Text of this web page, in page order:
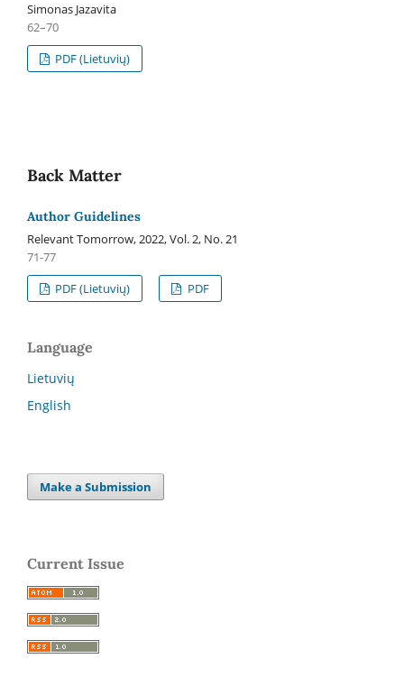
Simonas Jazavita
62–70
PDF (Lietuvių)
Back Matter
Author Guidelines
Relevant Tomorrow, 2022, Vol. 2, No. 21
71-77
PDF (Lietuvių)
PDF
Language
Lietuvių
English
Make a Submission
Current Issue